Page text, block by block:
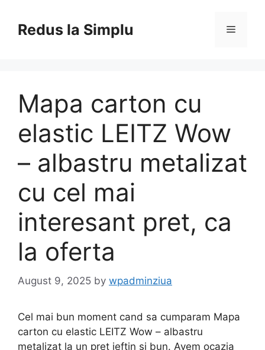
contentRedus la Simplu Menu
Mapa carton cu
elastic LEITZ Wow
– albastru metalizat
cu cel mai
interesant pret, ca
la oferta
August 9, 2025 by wpadminziua
Cel mai bun moment cand sa cumparam Mapa
carton cu elastic LEITZ Wow – albastru
metalizat la un pret ieftin si bun. Avem ocazia